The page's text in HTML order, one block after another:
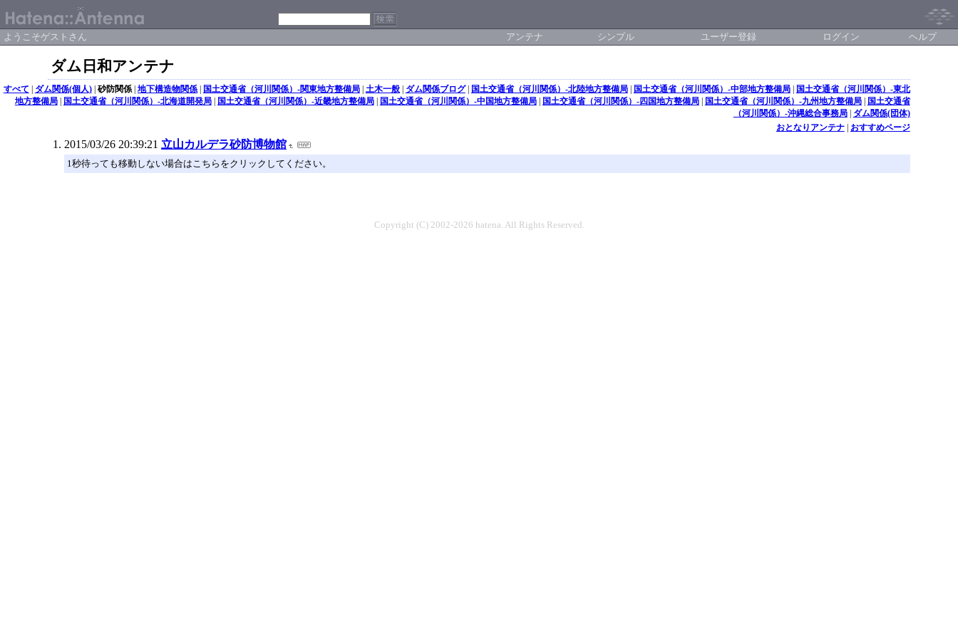
ようこそゲストさん アンテナ シンプル ユーザー登録 ログイン ヘルプ
ダム日和アンテナ
すべて ダム関係(個人)| 砂防関係| 地下構造物関係| 国土交通省（河川関係）-関東地方整備局| 土木一般| ダム関係ブログ| 国土交通省（河川関係）-北陸地方整備局| 国土交通省（河川関係）-中部地方整備局|
国土交通省（河川関係）-東北
地方整備局| 国土交通省（河川関係）-北海道開発局| 国土交通省（河川関係）-近畿地方整備局| 国土交通省（河川関係）-中国地方整備局| 国土交通省（河川関係）-四国地方整備局| 国土交通省（河川関係）-九州地方整備局|
国土交通省
（河川関係）-沖縄総合事務局| ダム関係(団体)
おとなりアンテナ| おすすめページ
2015/03/26 20:39:21 立山カルデラ砂防博物館
1秒待っても移動しない場合はこちらをクリックしてください。
Copyright (C) 2002-2026 hatena. All Rights Reserved.